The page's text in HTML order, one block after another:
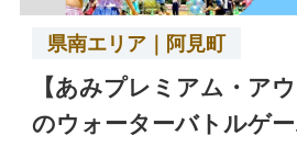
県南エリア｜阿見町
【あみプレミアム・ア
のウォーターバトルゲ